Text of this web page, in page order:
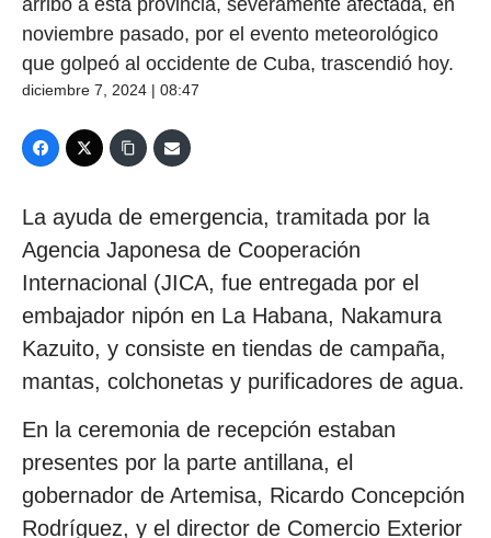
noviembre pasado, por el evento meteorológico
que golpeó al occidente de Cuba, trascendió hoy.
diciembre 7, 2024 | 08:47
La ayuda de emergencia, tramitada por la
Agencia Japonesa de Cooperación
Internacional (JICA, fue entregada por el
embajador nipón en La Habana, Nakamura
Kazuito, y consiste en tiendas de campaña,
mantas, colchonetas y purificadores de agua.
En la ceremonia de recepción estaban
presentes por la parte antillana, el
gobernador de Artemisa, Ricardo Concepción
Rodríguez, y el director de Comercio Exterior